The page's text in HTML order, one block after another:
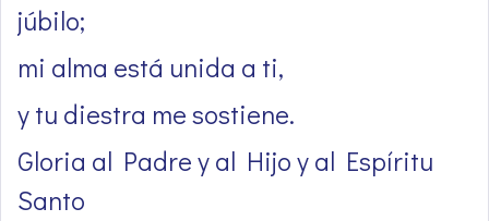
júbilo;
mi alma está unida a ti,
y tu diestra me sostiene.
Gloria al Padre y al Hijo y al Espíritu
Santo